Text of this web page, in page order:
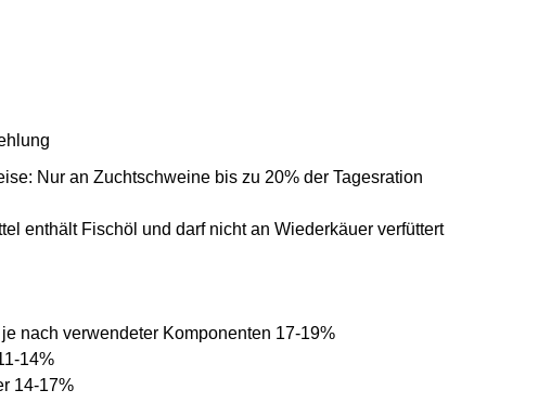
Nur an Zuchtschweine bis zu 20% der Tagesration
enthält Fischöl und darf nicht an Wiederkäuer verfüttert
nach verwendeter Komponenten 17-19%
14%
14-17%